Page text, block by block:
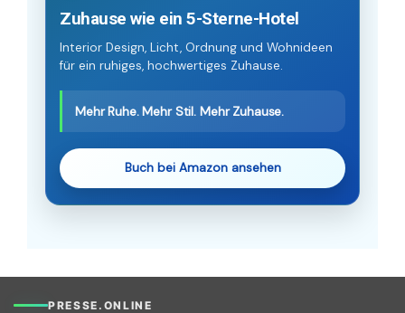
Zuhause wie ein 5-Sterne-Hotel
Interior Design, Licht, Ordnung und Wohnideen
für ein ruhiges, hochwertiges Zuhause.
Mehr Ruhe. Mehr Stil. Mehr Zuhause.
Buch bei Amazon ansehen
PRESSE.ONLINE